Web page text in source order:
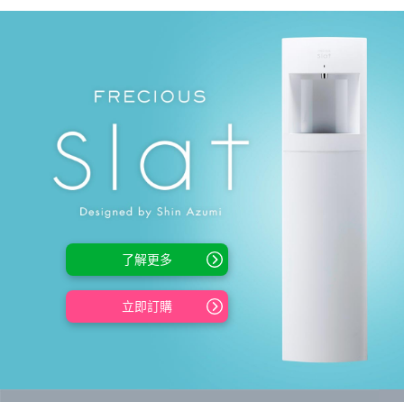
了解更多
立即訂購